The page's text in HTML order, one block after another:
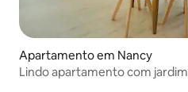
Apartamento em Nancy
Lindo apartamento com jardim